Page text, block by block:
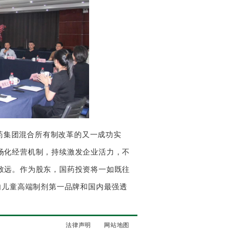
团混合所有制改革的又一成功实
经营机制，持续激发企业活力，不
。作为股东，国药投资将一如既往
童高端制剂第一品牌和国内最强透
法律声明 网站地图